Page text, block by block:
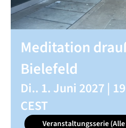
SHOP
KONTAKT
Spenden
Meditation
Bielefeld
Di.. 1. Juni 2027 |
CEST
Veranstaltungsserie